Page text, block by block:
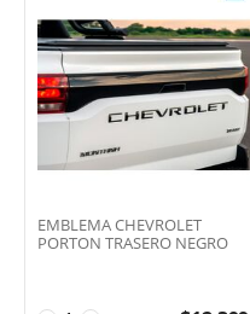
EMBLEMA CHEVROLET
PORTON TRASERO NEGRO